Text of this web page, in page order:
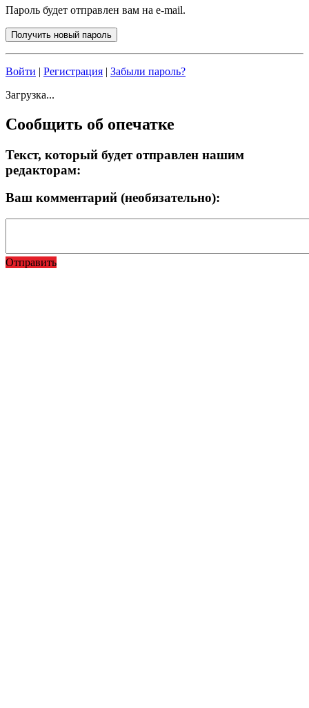
Пароль будет отправлен вам на e-mail.
Войти | Регистрация | Забыли пароль?
Загрузка...
Сообщить об опечатке
Текст, который будет отправлен нашим
редакторам:
Ваш комментарий (необязательно):
Отправить